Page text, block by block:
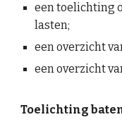
een toelichting
lasten;
een overzicht
een overzicht
Toelichting